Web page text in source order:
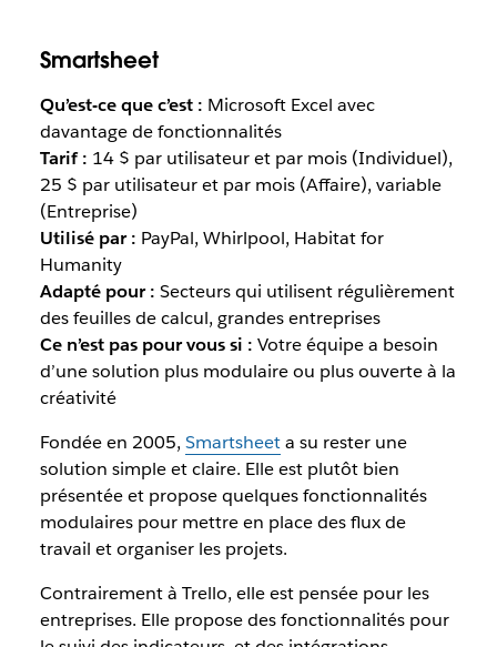
Smartsheet
Qu’est-ce que c’est : Microsoft Excel avec
davantage de fonctionnalités
Tarif : 14 $ par utilisateur et par mois (Individuel),
25 $ par utilisateur et par mois (Affaire), variable
(Entreprise)
Utilisé par : PayPal, Whirlpool, Habitat for
Humanity
Adapté pour : Secteurs qui utilisent régulièrement
des feuilles de calcul, grandes entreprises
Ce n’est pas pour vous si : Votre équipe a besoin
d’une solution plus modulaire ou plus ouverte à la
créativité
Fondée en 2005, Smartsheeta su rester une
solution simple et claire. Elle est plutôt bien
présentée et propose quelques fonctionnalités
modulaires pour mettre en place des flux de
travail et organiser les projets.
Contrairement à Trello, elle est pensée pour les
entreprises. Elle propose des fonctionnalités pour